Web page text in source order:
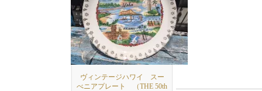
ヴィンテージハワイ スー
べニアプレート （THE 50th